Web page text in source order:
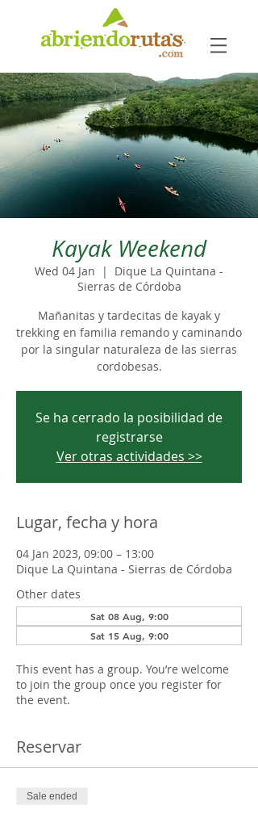
Kayak Weekend
Wed 04 Jan
  |
Dique La Quintana -
Sierras de Córdoba
Mañanitas y tardecitas de kayak y
trekking en familia remando y caminando
por la singular naturaleza de las sierras
cordobesas.
Se ha cerrado la posibilidad de
registrarse
Ver otras actividades >>
Lugar, fecha y hora
04 Jan 2023, 09:00 – 13:00
Dique La Quintana - Sierras de Córdoba
Other dates
Sat 08 Aug, 9:00
Sat 15 Aug, 9:00
This event has a group. You’re welcome
to join the group once you register for
the event.
Reservar
Sale ended